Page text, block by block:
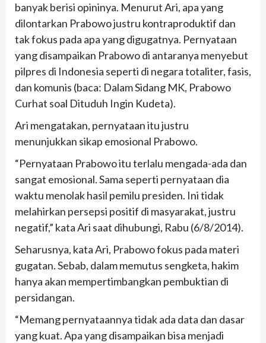
banyak berisi opininya. Menurut Ari, apa yang
dilontarkan Prabowo justru kontraproduktif dan
tak fokus pada apa yang digugatnya. Pernyataan
yang disampaikan Prabowo di antaranya menyebut
pilpres di Indonesia seperti di negara totaliter, fasis,
dan komunis (baca: Dalam Sidang MK, Prabowo
Curhat soal Dituduh Ingin Kudeta).
Ari mengatakan, pernyataan itu justru
menunjukkan sikap emosional Prabowo.
“Pernyataan Prabowo itu terlalu mengada-ada dan
sangat emosional. Sama seperti pernyataan dia
waktu menolak hasil pemilu presiden. Ini tidak
melahirkan persepsi positif di masyarakat, justru
negatif,” kata Ari saat dihubungi, Rabu (6/8/2014).
Seharusnya, kata Ari, Prabowo fokus pada materi
gugatan. Sebab, dalam memutus sengketa, hakim
hanya akan mempertimbangkan pembuktian di
persidangan.
“Memang pernyataannya tidak ada data dan dasar
yang kuat. Apa yang disampaikan bisa menjadi